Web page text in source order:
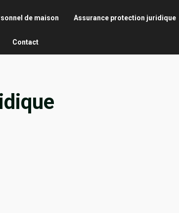
de maison Assurance protection juridique
Contact